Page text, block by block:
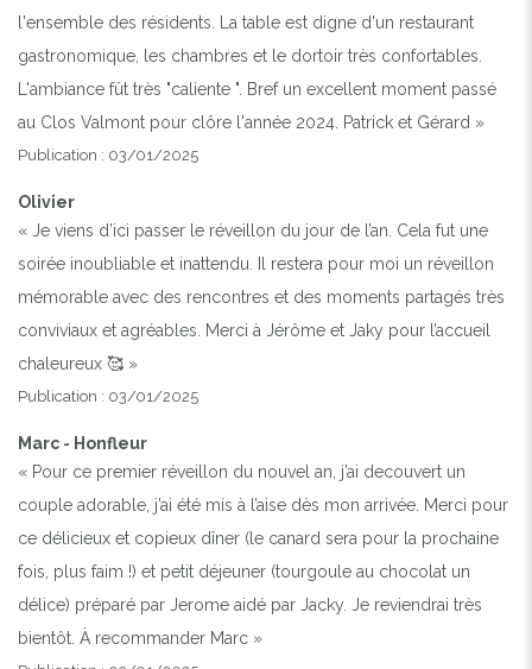
l'ensemble des résidents. La table est digne d'un restaurant
gastronomique, les chambres et le dortoir très confortables.
L'ambiance fût très "caliente ". Bref un excellent moment passé
au Clos Valmont pour clôre l'année 2024. Patrick et Gérard »
Publication : 03/01/2025
Olivier
« Je viens d’ici passer le réveillon du jour de l’an. Cela fut une
soirée inoubliable et inattendu. Il restera pour moi un réveillon
mémorable avec des rencontres et des moments partagés très
conviviaux et agréables. Merci à Jérôme et Jaky pour l’accueil
chaleureux 🥰 »
Publication : 03/01/2025
Marc - Honfleur
« Pour ce premier réveillon du nouvel an, j’ai decouvert un
couple adorable, j’ai été mis à l’aise dès mon arrivée. Merci pour
ce délicieux et copieux dîner (le canard sera pour la prochaine
fois, plus faim !) et petit déjeuner (tourgoule au chocolat un
délice) préparé par Jerome aidé par Jacky. Je reviendrai très
bientôt. À recommander Marc »